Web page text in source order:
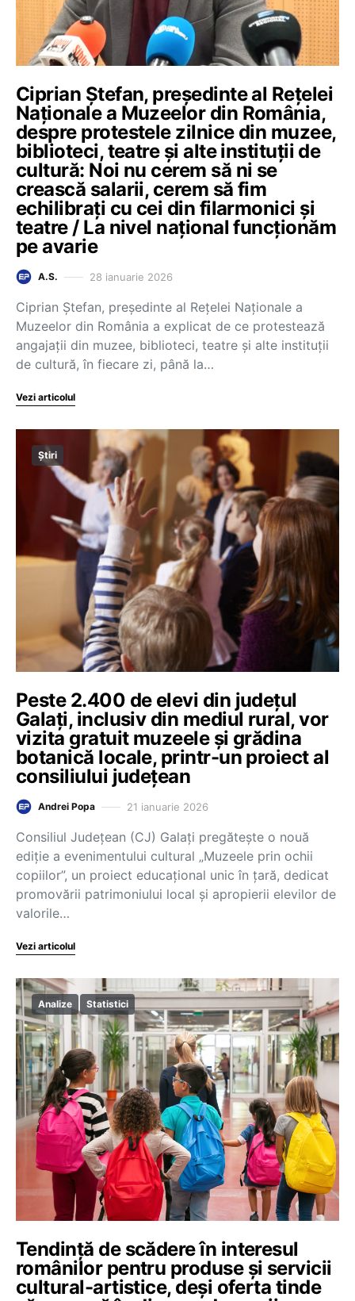
Ciprian Ștefan, președinte al Rețelei
Naționale a Muzeelor din România,
despre protestele zilnice din muzee,
biblioteci, teatre și alte instituții de
cultură: Noi nu cerem să ni se
crească salarii, cerem să fim
echilibrați cu cei din filarmonici și
teatre / La nivel național funcționăm
pe avarie
A.S. 28 ianuarie 2026
Ciprian Ștefan, președinte al Rețelei Naționale a
Muzeelor din România a explicat de ce protestează
angajații din muzee, biblioteci, teatre și alte instituții
de cultură, în fiecare zi, până la…
Vezi articolul
Știri
Peste 2.400 de elevi din județul
Galați, inclusiv din mediul rural, vor
vizita gratuit muzeele și grădina
botanică locale, printr-un proiect al
consiliului județean
Andrei Popa 21 ianuarie 2026
Consiliul Județean (CJ) Galați pregătește o nouă
ediție a evenimentului cultural „Muzeele prin ochii
copiilor”, un proiect educațional unic în țară, dedicat
promovării patrimoniului local și apropierii elevilor de
valorile…
Vezi articolul
Analize Statistici
Tendință de scădere în interesul
românilor pentru produse și servicii
cultural-artistice, deși oferta tinde